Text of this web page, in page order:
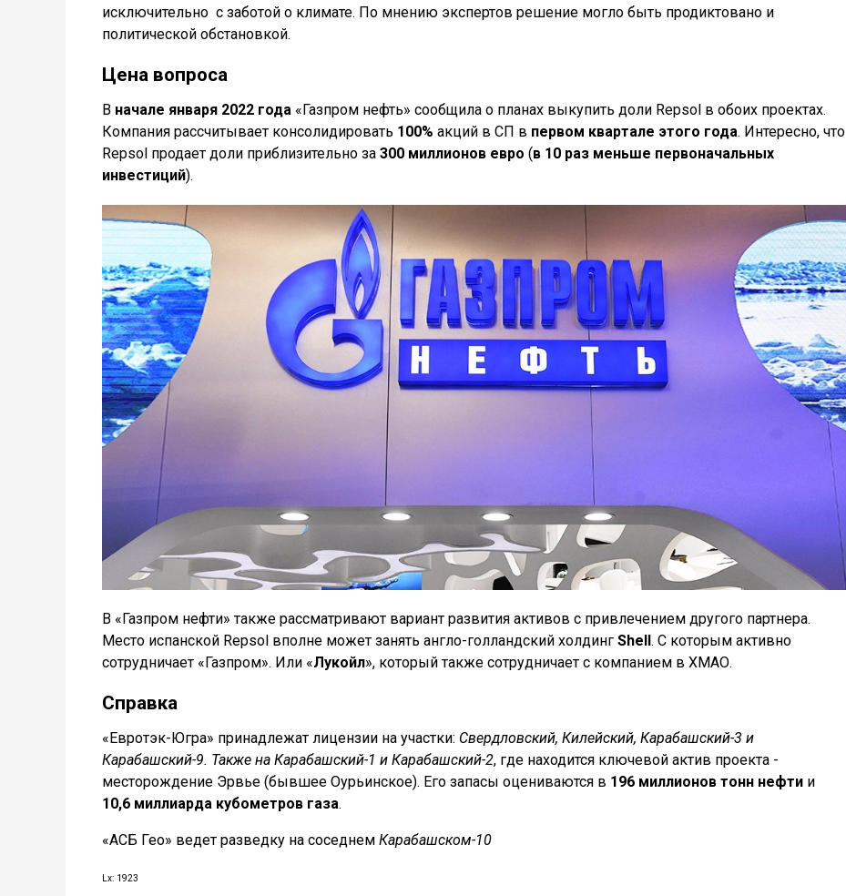
исключительно с заботой о климате. По мнению экспертов решение могло быть продиктовано и
политической обстановкой.
Цена вопроса
В начале января 2022 года «Газпром нефть» сообщила о планах выкупить доли Repsol в обоих проектах.
Компания рассчитывает консолидировать 100% акций в СП в первом квартале этого года. Интересно, что
Repsol продает доли приблизительно за 300 миллионов евро (в 10 раз меньше первоначальных
инвестиций).
В «Газпром нефти» также рассматривают вариант развития активов с привлечением другого партнера.
Место испанской Repsol вполне может занять англо-голландский холдинг Shell . С которым активно
сотрудничает «Газпром». Или «Лукойл», который также сотрудничает с компанием в ХМАО.
Справка
«Евротэк-Югра» принадлежат лицензии на участки: Свердловский, Килейский, Карабашский-3 и
Карабашский-9. Также на Карабашский-1 и Карабашский-2, где находится ключевой актив проекта -
месторождение Эрвье (бывшее Оурьинское). Его запасы оцениваются в 196 миллионов тонн нефти и
10,6 миллиарда кубометров газа.
«АСБ Гео» ведет разведку на соседнем Карабашском-10
Lx: 1923